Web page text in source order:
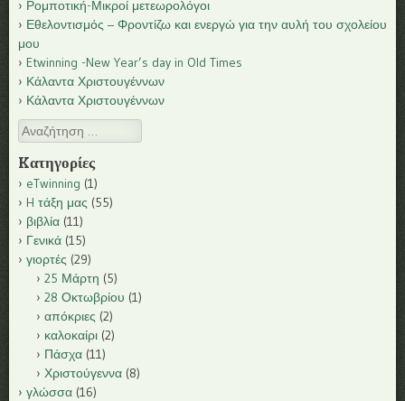
Ρομποτική-Μικροί μετεωρολόγοι
Εθελοντισμός – Φροντίζω και ενεργώ για την αυλή του σχολείου
μου
Etwinning -New Year’s day in Old Times
Κάλαντα Χριστουγέννων
Κάλαντα Χριστουγέννων
Αναζήτηση
Kατηγορίες
eTwinning (1)
H τάξη μας (55)
βιβλία (11)
Γενικά (15)
γιορτές (29)
25 Μάρτη (5)
28 Οκτωβρίου (1)
απόκριες (2)
καλοκαίρι (2)
Πάσχα (11)
Χριστούγεννα (8)
γλώσσα (16)